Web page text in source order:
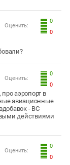
0
0
Оценить:
0
0
Оценить:
аэропорт в
авиационные
- ВС
действиями
0
0
Оценить: